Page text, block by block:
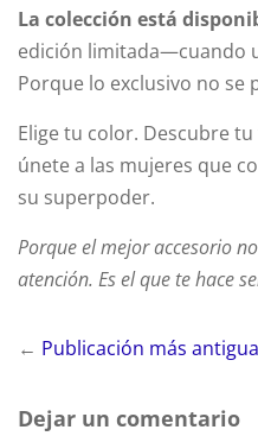
La colección está
edición limitada—cuando
Porque lo exclusivo no se
Elige tu color. Descubre
únete a las mujeres que
su superpoder.
Porque el mejor accesorio
atención. Es el que te hace
← Publicación más antigua
Dejar un comentario